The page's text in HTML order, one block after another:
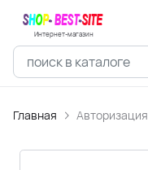
Интернет-магазин
Главная Авторизация